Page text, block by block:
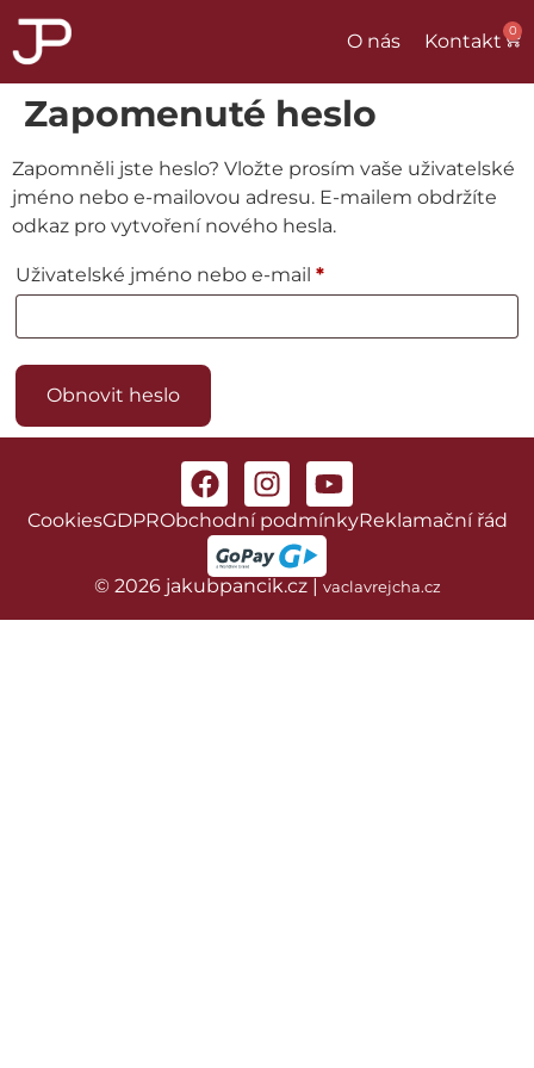
O nás Kontakt 0
Zapomenuté heslo
Zapomněli jste heslo? Vložte prosím vaše uživatelské
jméno nebo e-mailovou adresu. E-mailem obdržíte
odkaz pro vytvoření nového hesla.
Uživatelské jméno nebo e-mail *
Obnovit heslo
CookiesGDPRObchodní podmínkyReklamační řád
© 2026 jakubpancik.cz | vaclavrejcha.cz